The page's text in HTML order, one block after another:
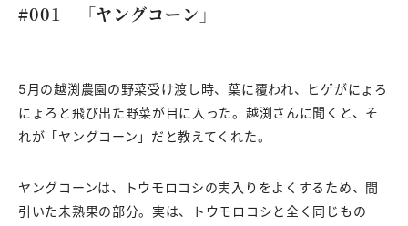
#001 「ヤングコーン」
5月の越渕農園の野菜受け渡し時、葉に覆われ、ヒゲがにょろ
にょろと飛び出た野菜が目に入った。越渕さんに聞くと、そ
れが「ヤングコーン」だと教えてくれた。
ヤングコーンは、トウモロコシの実入りをよくするため、間
引いた未熟果の部分。実は、トウモロコシと全く同じもの